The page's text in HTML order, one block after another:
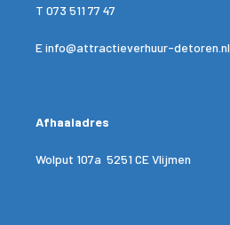
T 073 511 77 47
Einfo@attractieverhuur-detoren.nl
Afhaaladres
Wolput 107a 5251 CE Vlijmen